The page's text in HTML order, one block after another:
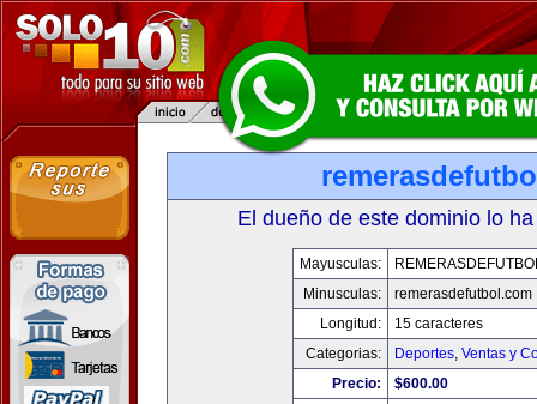
El dueño de este dominio lo
Mayusculas:
Minusculas:
remerasdefutbol.com
Longitud:
15 caracteres
Categorias:
Deportes, Ventas y
Precio:
$600.00